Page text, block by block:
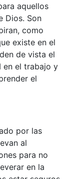
aquellos
Dios. Son
como
existe en el
de vista el
en el trabajo y
el
por las
al
para no
en la